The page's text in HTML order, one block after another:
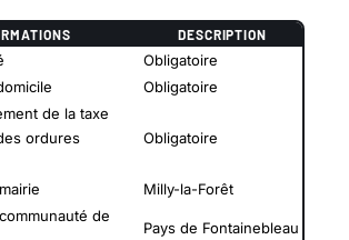
DESCRIPTION
Obligatoire
Obligatoire
de la taxe
ordures
Obligatoire
Milly-la-Forêt
de
Pays de Fontainebleau